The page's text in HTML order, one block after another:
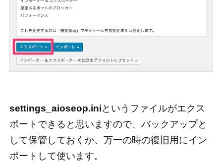
settings_aioseop.iniというファイルがエクス
ポートできると思いますので、バックアップと
して保管しておくか、万一の時の復旧用にイン
ポートして使います。